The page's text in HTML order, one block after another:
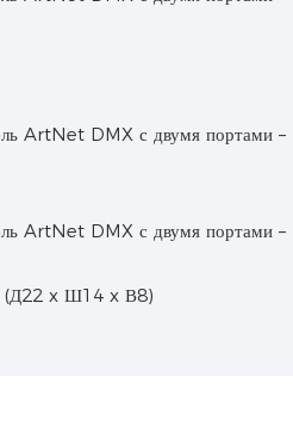
(Д22 x Ш14 x В8)